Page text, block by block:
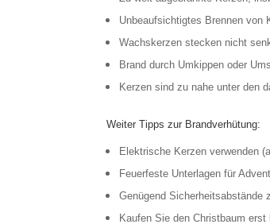
Unbeaufsichtigtes Brennen von
Wachskerzen stecken nicht
Brand durch Umkippen oder
Kerzen sind zu nahe unter den
Weiter Tipps zur Brandverhütung:
Elektrische Kerzen verwenden
Feuerfeste Unterlagen für
Genügend
Kaufen Sie den Christbaum